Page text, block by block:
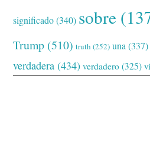
significado(340) sobre
Trump (510) truth (252) una(337)
verdadera (434) verdadero (325)